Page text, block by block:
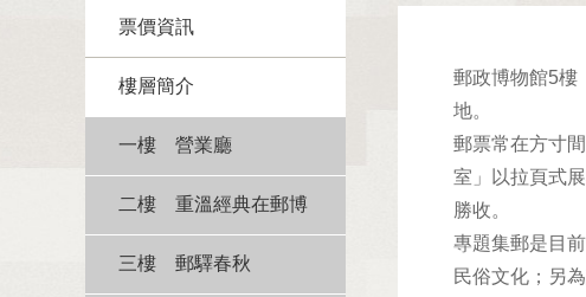
票價資訊
樓層簡介
一樓 營業廳
二樓 重溫經典在郵博
三樓 郵驛春秋
郵政博物館5樓
地。
郵票常在方寸
室」以拉頁式
勝收。
專題集郵是目
民俗文化；另